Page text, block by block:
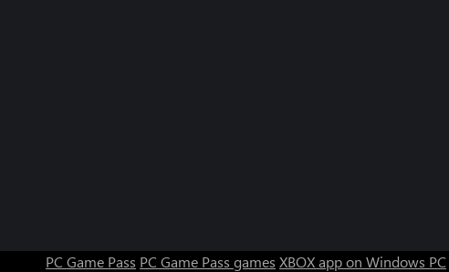
PC Game Pass PC Game Pass games XBOX app on Windows PC